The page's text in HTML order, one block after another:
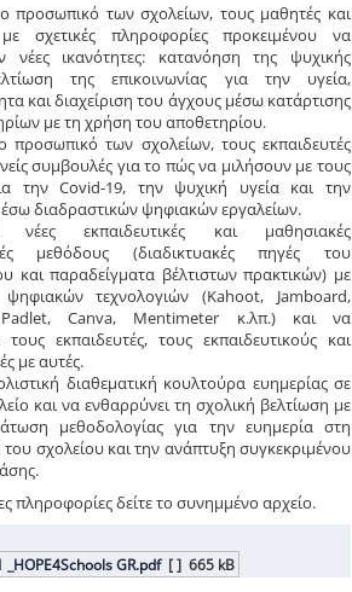
προσωπικό των σχολείων, τους μαθητές και
σχετικές πληροφορίες προκειμένου να
νέες ικανότητες: κατανόηση της ψυχικής
της επικοινωνίας για την υγεία,
και διαχείριση του άγχους μέσω κατάρτισης
με τη χρήση του αποθετηρίου.
προσωπικό των σχολείων, τους εκπαιδευτές
συμβουλές για το πώς να μιλήσουν με τους
την Covid-19, την ψυχική υγεία και την
διαδραστικών ψηφιακών εργαλείων.
νέες εκπαιδευτικές και μαθησιακές
μεθόδους (διαδικτυακές πηγές του
και παραδείγματα βέλτιστων πρακτικών) με
τεχνολογιών (Kahoot, Jamboard,
Canva, Mentimeter κ.λπ.) και να
τους εκπαιδευτές, τους εκπαιδευτικούς και
με αυτές.
διαθεματική κουλτούρα ευημερίας σε
και να ενθαρρύνει τη σχολική βελτίωση με
μεθοδολογίας για την ευημερία στη
του σχολείου και την ανάπτυξη συγκεκριμένου
πληροφορίες δείτε το συνημμένο αρχείο.
GR.pdf [ ] 665 kB